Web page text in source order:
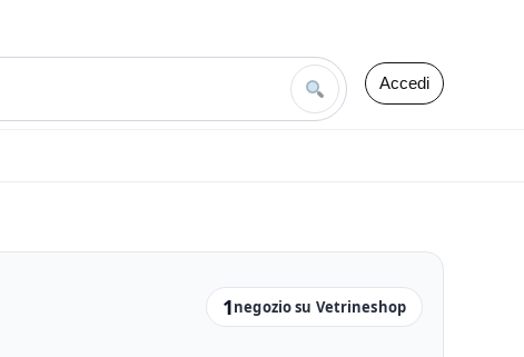
Accedi
1negozio su Vetrineshop